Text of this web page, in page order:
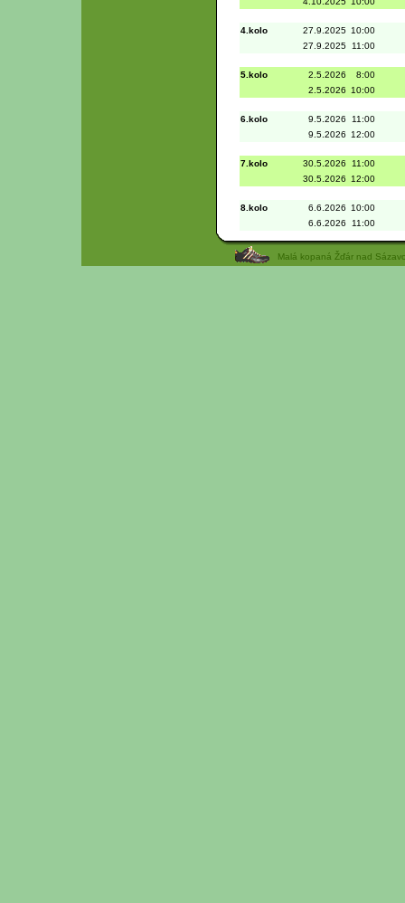
4.kolo 27.9.2025 10:00
27.9.2025
11:00
5.kolo 2.5.2026
8:00
2.5.2026
10:00
6.kolo 9.5.2026
11:00
9.5.2026
12:00
7.kolo 30.5.2026
11:00
30.5.2026
12:00
8.kolo 6.6.2026
10:00
6.6.2026
11:00
Malá kopaná Žďár nad